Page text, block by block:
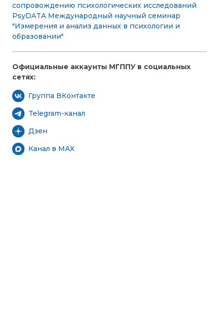
сопровождению психологических исследований
PsyDATA Международный научный семинар
"Измерения и анализ данных в психологии и
образовании"
Официальные аккаунты МГППУ в социальных
сетях:
Группа ВКонтакте
Telegram-канал
Дзен
Канал в MAX